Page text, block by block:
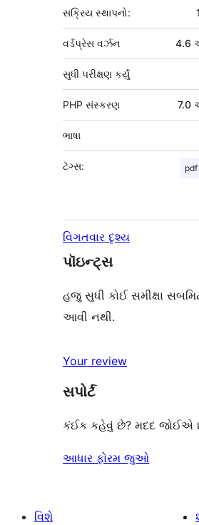
સક્રિય સ્થાપનો:
વર્ડપ્રેસ વર્ઝન 4.6
સુધી પરીક્ષણ કર્યું
PHP સંસ્કરણ 7.0
ભાષા
ટૅગ્સ: pdf
વિગતવાર દૃશ્ય
પૉઇન્ટ્સ
હજુ સુધી કોઈ સમીક્ષા
આવી નથી.
Your review
સપોર્ટ
કંઈક કહેવું છે? મદદ જોઈએ
આધાર ફોરમ જુઓ
વિશે